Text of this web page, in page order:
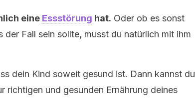
eine Essstörung hat. Oder ob es sonst
der Fall sein sollte, musst du natürlich mit ihm
dein Kind soweit gesund ist. Dann kannst du
richtigen und gesunden Ernährung deines